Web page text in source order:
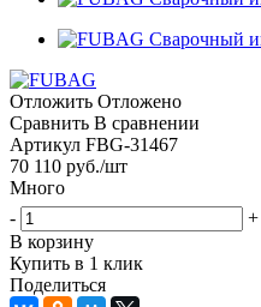
Отложить Отложено
Сравнить В сравнении
Артикул FBG-31467
70 110 руб./шт
Много
-
+
В корзину
Купить в 1 клик
Поделиться